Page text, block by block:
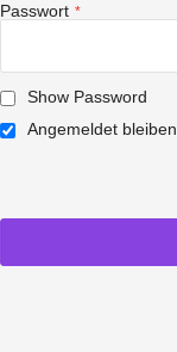
Passwort
Show Password
Angemeldet bleiben